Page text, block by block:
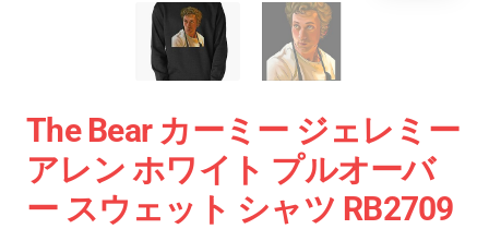
The Bear カーミー ジェレミー
アレン ホワイト プルオーバ
ー スウェット シャツ RB2709